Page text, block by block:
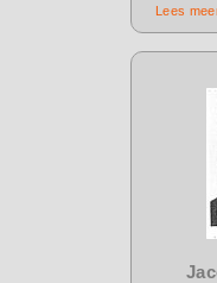
Lees